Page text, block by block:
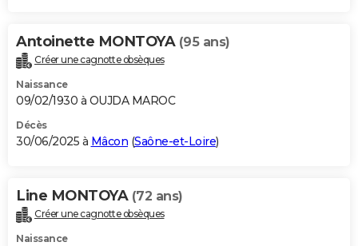
Antoinette MONTOYA (95 ans)
Créer une cagnotte obsèques
Naissance
09/02/1930 à OUJDA MAROC
Décès
30/06/2025 à Mâcon (Saône-et-Loire)
Line MONTOYA (72 ans)
Créer une cagnotte obsèques
Naissance